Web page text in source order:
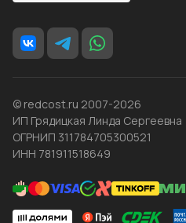
© redcost.ru 2007-2026
ИП Грядицкая Линда Сергеевна
ОГРНИП 311784705300521
ИНН 781911518649